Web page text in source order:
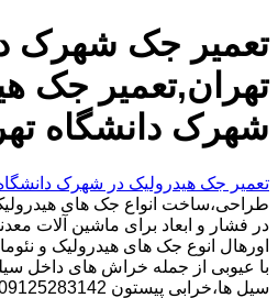
تعمیر جک شهرک
تهران,تعمیر جک
شهرک دانشگاه
تعمیر جک هیدرولیک در شهرک
طراحی،ساخت انواع جک های
در فشار و ابعاد برای ماشین آلات
اورهال انوع جک های هیدرولیک و
با عیوبی از جمله خراش های داخل
سیل ها،خرابی پیستون 09125283142 آقای مهدی ابراهیمی